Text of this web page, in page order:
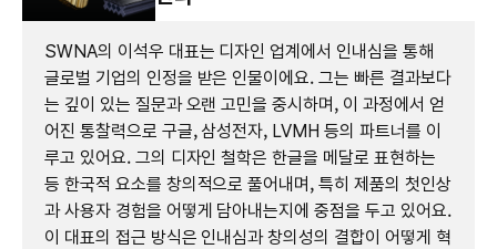
SWNA의 이석우 대표는 디자인 업계에서 인내심을 통해
글로벌 기업의 인정을 받은 인물이에요. 그는 빠른 결과보다
는 깊이 있는 질문과 오랜 고민을 중시하며, 이 과정에서 얻
어진 통찰력으로 구글, 삼성전자, LVMH 등의 파트너를 이
루고 있어요. 그의 디자인 철학은 한글을 메달로 표현하는
등 한국적 요소를 창의적으로 풀어내며, 특히 제품의 첫인상
과 사용자 경험을 어떻게 담아내는지에 중점을 두고 있어요.
이 대표의 접근 방식은 인내심과 창의성의 결합이 어떻게 혁